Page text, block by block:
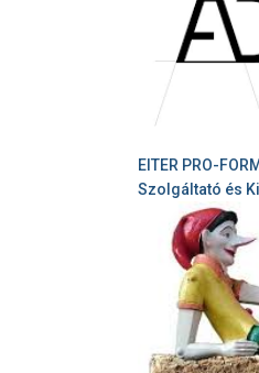
EITER PRO-
Szolgáltató és